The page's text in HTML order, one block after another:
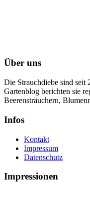
Über uns
Die Strauchdiebe sind seit
Gartenblog berichten sie
Beerensträuchern,
Infos
Kontakt
Impressum
Datenschutz
Impressionen